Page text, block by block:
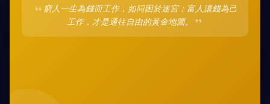
“ 窮人一生為錢而工作，如同困於迷宮；富人讓錢為己
工作，才是通往自由的黃金地圖。
”